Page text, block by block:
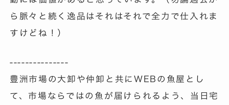
ら脈々と続く逸品はそれはそれで全力で仕入れま
すけどね！）
---------------
豊洲市場の大卸や仲卸と共にWEBの魚屋とし
て、市場ならではの魚が届けられるよう、当日宅